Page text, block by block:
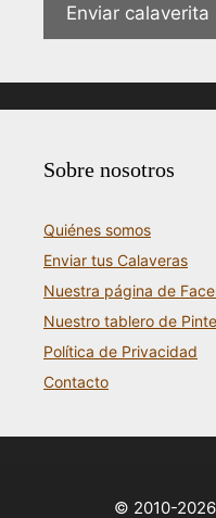
Enviar calaverita
Sobre nosotros
Quiénes somos
Enviar tus Calaveras
Nuestra página de
Nuestro tablero de
Política de Privacidad
Contacto
© 2010-